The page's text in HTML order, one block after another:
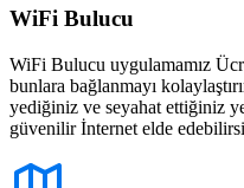
WiFi Bulucu
WiFi Bulucu uygulamamız
bunlara bağlanmayı
yediğiniz ve seyahat ettiğiniz
güvenilir İnternet elde